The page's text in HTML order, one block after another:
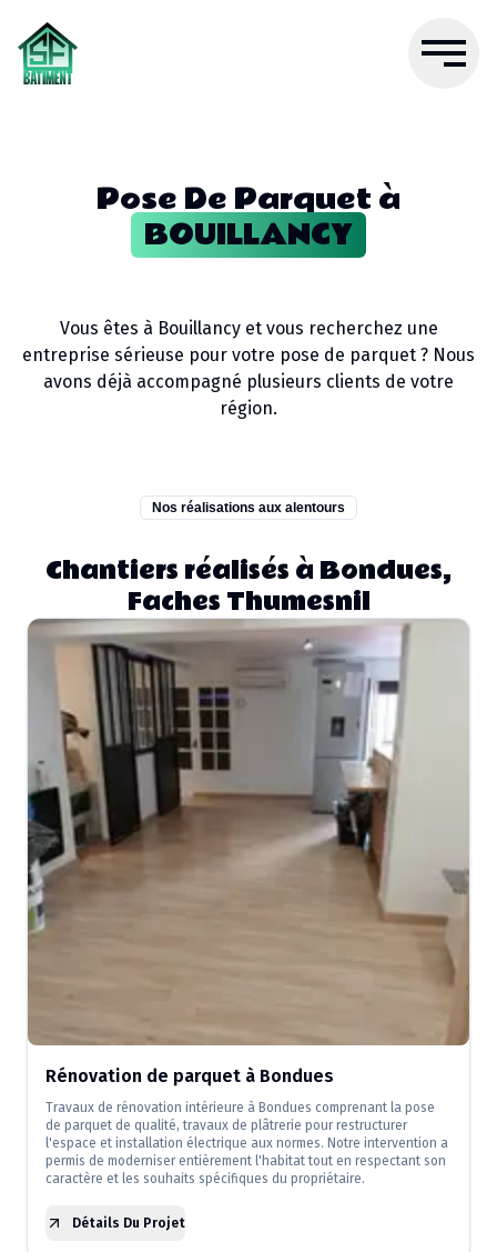
Pose De Parquetà
BOUILLANCY
Vous êtes à Bouillancyet vous recherchez une
entreprise sérieuse pour votre pose de parquet ? Nous
avons déjà accompagné plusieurs clients de votre
région.
Nos réalisations aux alentours
Chantiers réalisés à Bondues,
Faches Thumesnil
Rénovation de parquet à Bondues
Travaux de rénovation intérieure à Bondues comprenant la pose
de parquet de qualité, travaux de plâtrerie pour restructurer
l'espace et installation électrique aux normes. Notre intervention a
permis de moderniser entièrement l'habitat tout en respectant son
caractère et les souhaits spécifiques du propriétaire.
Détails Du Projet